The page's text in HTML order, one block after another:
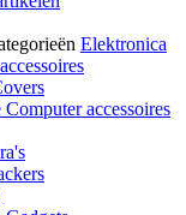
Elektronica
accessoires